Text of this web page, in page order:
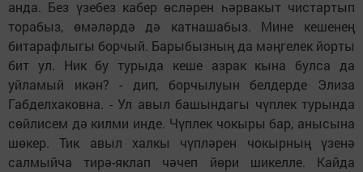
анда. Без үзебез кабер өсләрен һәрвакыт чистартып
торабыз, өмәләрдә дә катнашабыз. Мине кешенең
битарафлыгы борчый. Барыбызның да мәңгелек йорты
бит ул. Ник бу турыда кеше азрак кына булса да
уйламый икән? - дип, борчылуын белдерде Элиза
Габделхаковна. - Ул авыл башындагы чүплек турында
сөйлисем дә килми инде. Чүплек чокыры бар, анысына
шөкер. Тик авыл халкы чүпләрен чокырның үзенә
салмыйча тирә-яклап чәчеп йөри шикелле. Кайда